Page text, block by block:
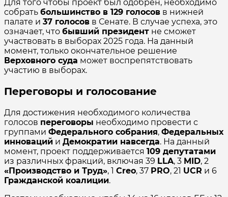
Для того чтобы проект был одобрен, необходимо
собрать большинство в 129 голосов в нижней
палате и 37 голосов в Сенате. В случае успеха, это
означает, что бывший президент не сможет
участвовать в выборах 2025 года. На данный
момент, только окончательное решение
Верховного суда может воспрепятствовать
участию в выборах.
Переговоры и голосование
Для достижения необходимого количества
голосов переговоры необходимо провести с
группами Федерального собрания, Федеральных
инноваций и Демократии навсегда. На данный
момент, проект поддерживается 109 депутатами
из различных фракций, включая 39 LLA, 3 MID, 2
«Производство и Труд», 1 Creo, 37 PRO, 21 UCR и 6
Гражданской коалиции.